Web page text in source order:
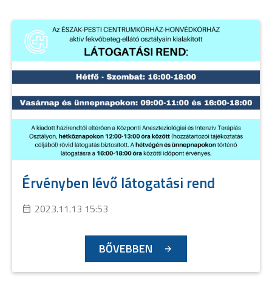
Érvényben lévő látogatási rend
2023.11.13 15:53
BŐVEBBEN